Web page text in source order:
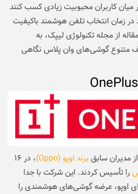
کاربران محبوبیت زیادی کسب کنند
در زمان انتخاب تلفن هوشمند باکیفیت
از مجله تکنولوژی لیپک، به
متنوع گوشی‌های وان پلاس نگاهی
مدیران سابق برند اوپو (Oppo)
، در ۱۶
را تأسیس کردند. این شرکت با جدا
اوپو، عرضه گوشی‌های هوشمندی را